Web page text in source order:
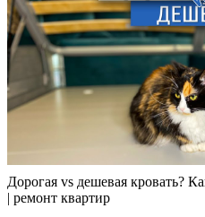
Дорогая vs дешевая кровать?
| ремонт квартир